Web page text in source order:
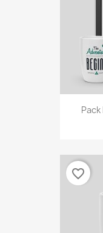
favorite_border